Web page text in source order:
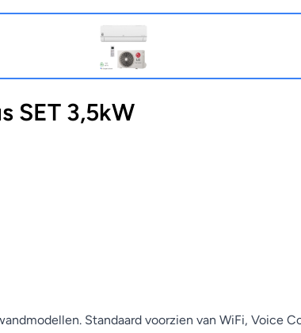
SET 3,5kW
Standaard voorzien van WiFi, Voice